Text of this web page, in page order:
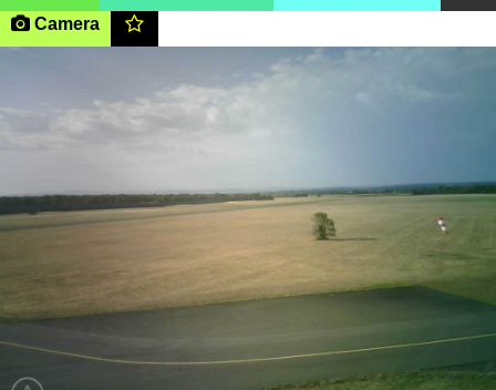
Camera
MAP|
LFGB Mulhouse Habsheim Airfield
a2ph.lfgb(youknowit)gmail.com
Vue SSE depuis la tour de contrôle
des pistes 02 / 20.
View SSE from control tower to runways
Page views in 2026: 12025